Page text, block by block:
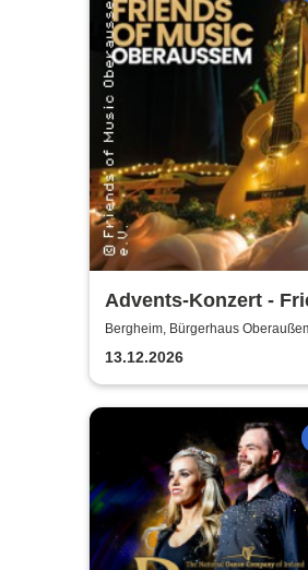
Advents-Konzert -
Music Oberaussem
Bergheim, Bürgerhaus
13.12.2026